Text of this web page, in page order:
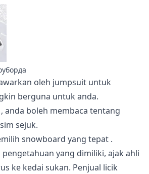
oleh jumpsuit untuk
berguna untuk anda.
, anda boleh membaca tentang
sejuk.
snowboard yang tepat .
yang dimiliki, ajak ahli
ke kedai sukan. Penjual licik